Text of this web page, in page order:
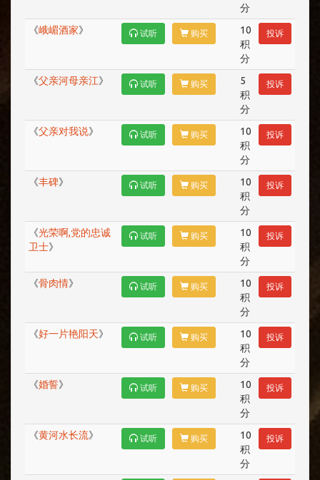
分
《峨嵋酒家》 试听 购买
10
积
分
投诉
《父亲河母亲江》 试听 购买
5
积
分
投诉
《父亲对我说》 试听 购买
10
积
分
投诉
《丰碑》 试听 购买
10
积
分
投诉
《光荣啊,党的忠诚
卫士》
试听 购买
10
积
分
投诉
《骨肉情》 试听 购买
10
积
分
投诉
《好一片艳阳天》 试听 购买
10
积
分
投诉
《婚誓》 试听 购买
10
积
分
投诉
《黄河水长流》 试听 购买
10
积
分
投诉